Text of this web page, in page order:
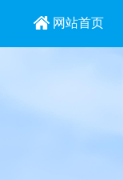
网站首页